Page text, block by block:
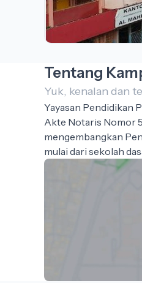
Tentang
Yuk, kenalan dan
Yayasan Pendidikan
Akte Notaris Nomor
mengembangkan
mulai dari sekolah